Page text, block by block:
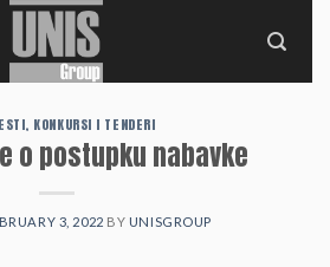
KONKURSI I TENDERI
o postupku nabavke
3, 2022 BY UNISGROUP